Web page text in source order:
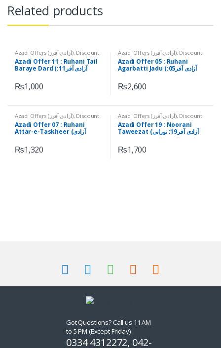
Related products
Azadi Offers (آزادی آفرز), Discount
Offers (ڈسکاؤنٹ آفرز)
Azadi Offer 11 : Ruhani Tail
Baraye Dard (آزادی آفر11:
₨1,000
Azadi Offers (آزادی آفرز), Discount
Offers (ڈسکاؤنٹ آفرز)
Azadi Offer 05 : Ruhani
Agarbatti Jadu (آزادی آفر05:
₨2,600
Azadi Offers (آزادی آفرز), Discount
Offers (ڈسکاؤنٹ آفرز)
Azadi Offer 07 : Ruhani
Attar-e-Taskheer (آزادی
₨1,320
Azadi Offers (آزادی آفرز), Discount
Offers (ڈسکاؤنٹ آفرز)
Azadi Offer 19 : Noorani
Taweezat (آزادی آفر19: نورانی
₨1,700
Got Questions? Call us 11 AM
to 5 PM (Except Friday)
0334 4312272, 042-